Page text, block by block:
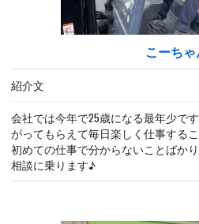
こーち
紹介文
会社では今年で25歳になる最年少で
がってもらえて毎日楽しく仕事する
初めての仕事で分からないことばか
相談に乗ります♪